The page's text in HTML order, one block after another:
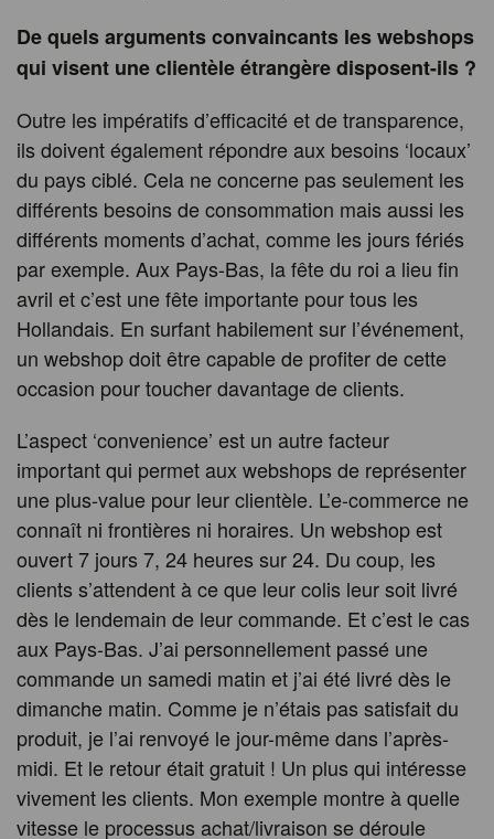
De quels arguments convaincants les webshops
qui visent une clientèle étrangère disposent-ils ?
Outre les impératifs d’efficacité et de transparence,
ils doivent également répondre aux besoins ‘locaux’
du pays ciblé. Cela ne concerne pas seulement les
différents besoins de consommation mais aussi les
différents moments d’achat, comme les jours fériés
par exemple. Aux Pays-Bas, la fête du roi a lieu fin
avril et c’est une fête importante pour tous les
Hollandais. En surfant habilement sur l’événement,
un webshop doit être capable de profiter de cette
occasion pour toucher davantage de clients.
L’aspect ‘convenience’ est un autre facteur
important qui permet aux webshops de représenter
une plus-value pour leur clientèle. L’e-commerce ne
connaît ni frontières ni horaires. Un webshop est
ouvert 7 jours 7, 24 heures sur 24. Du coup, les
clients s’attendent à ce que leur colis leur soit livré
dès le lendemain de leur commande. Et c’est le cas
aux Pays-Bas. J’ai personnellement passé une
commande un samedi matin et j’ai été livré dès le
dimanche matin. Comme je n’étais pas satisfait du
produit, je l’ai renvoyé le jour-même dans l’après-
midi. Et le retour était gratuit ! Un plus qui intéresse
vivement les clients. Mon exemple montre à quelle
vitesse le processus achat/livraison se déroule